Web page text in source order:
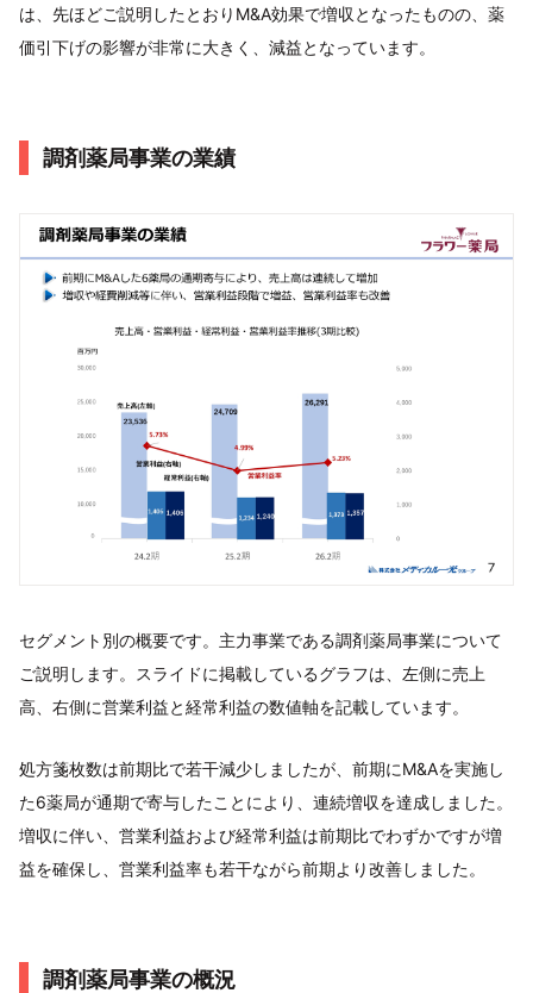
は、先ほどご説明したとおりM&A効果で増収となったものの、薬
価引下げの影響が非常に大きく、減益となっています。
調剤薬局事業の業績
セグメント別の概要です。主力事業である調剤薬局事業について
ご説明します。スライドに掲載しているグラフは、左側に売上
高、右側に営業利益と経常利益の数値軸を記載しています。
処方箋枚数は前期比で若干減少しましたが、前期にM&Aを実施し
た6薬局が通期で寄与したことにより、連続増収を達成しました。
増収に伴い、営業利益および経常利益は前期比でわずかですが増
益を確保し、営業利益率も若干ながら前期より改善しました。
調剤薬局事業の概況